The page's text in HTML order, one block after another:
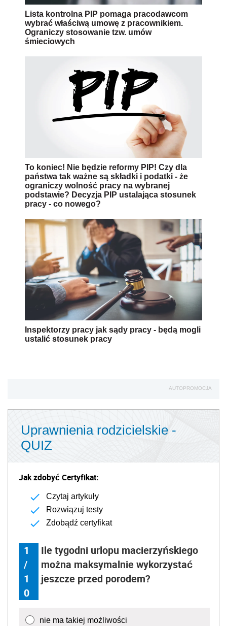
Lista kontrolna PIP pomaga pracodawcom
wybrać właściwą umowę z pracownikiem.
Ograniczy stosowanie tzw. umów
śmieciowych
To koniec! Nie będzie reformy PIP! Czy dla
państwa tak ważne są składki i podatki - że
ograniczy wolność pracy na wybranej
podstawie? Decyzja PIP ustalająca stosunek
pracy - co nowego?
Inspektorzy pracy jak sądy pracy - będą mogli
ustalić stosunek pracy
AUTOPROMOCJA
Uprawnienia rodzicielskie -
QUIZ
Jak zdobyć Certyfikat:
Czytaj artykuły
Rozwiązuj testy
Zdobądź certyfikat
1
/
1
0
Ile tygodni urlopu macierzyńskiego
można maksymalnie wykorzystać
jeszcze przed porodem?
nie ma takiej możliwości